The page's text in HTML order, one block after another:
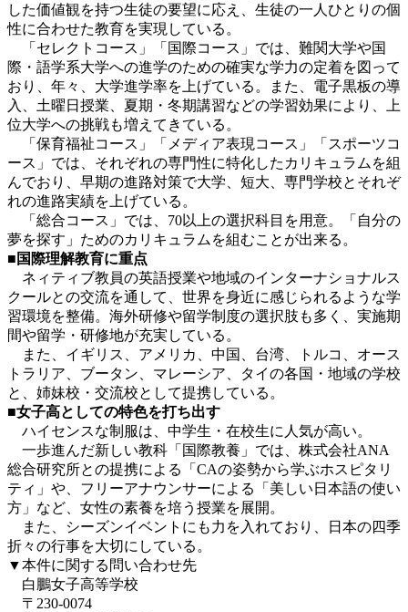
した価値観を持つ生徒の要望に応え、生徒の一人ひとりの個
性に合わせた教育を実現している。
「セレクトコース」「国際コース」では、難関大学や国
際・語学系大学への進学のための確実な学力の定着を図って
おり、年々、大学進学率を上げている。また、電子黒板の導
入、土曜日授業、夏期・冬期講習などの学習効果により、上
位大学への挑戦も増えてきている。
「保育福祉コース」「メディア表現コース」「スポーツコ
ース」では、それぞれの専門性に特化したカリキュラムを組
んでおり、早期の進路対策で大学、短大、専門学校とそれぞ
れの進路実績を上げている。
「総合コース」では、70以上の選択科目を用意。「自分の
夢を探す」ためのカリキュラムを組むことが出来る。
■国際理解教育に重点
ネィティブ教員の英語授業や地域のインターナショナルス
クールとの交流を通して、世界を身近に感じられるような学
習環境を整備。海外研修や留学制度の選択肢も多く、実施期
間や留学・研修地が充実している。
また、イギリス、アメリカ、中国、台湾、トルコ、オース
トラリア、ブータン、マレーシア、タイの各国・地域の学校
と、姉妹校・交流校として提携している。
■女子高としての特色を打ち出す
ハイセンスな制服は、中学生・在校生に人気が高い。
一歩進んだ新しい教科「国際教養」では、株式会社ANA
総合研究所との提携による「CAの姿勢から学ぶホスピタリ
ティ」や、フリーアナウンサーによる「美しい日本語の使い
方」など、女性の素養を培う授業を展開。
また、シーズンイベントにも力を入れており、日本の四季
折々の行事を大切にしている。
▼本件に関する問い合わせ先
白鵬女子高等学校
〒230-0074